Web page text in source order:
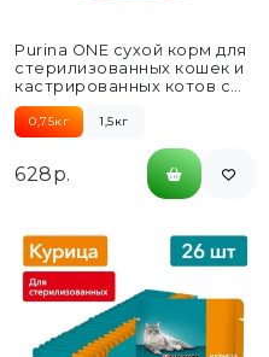
Purina ONE сухой корм для
стерилизованных кошек и
кастрированных котов с
лососем и пшеницей...
0,75кг 1,5кг
628р.